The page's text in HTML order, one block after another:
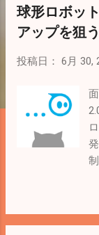
球形ロボッ
アップを狙う
投稿日： 6月 30,